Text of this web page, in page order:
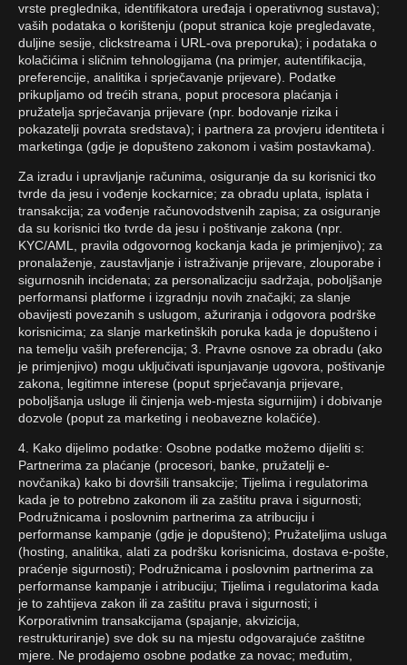
vrste preglednika, identifikatora uređaja i operativnog sustava);
vaših podataka o korištenju (poput stranica koje pregledavate,
duljine sesije, clickstreama i URL-ova preporuka); i podataka o
kolačićima i sličnim tehnologijama (na primjer, autentifikacija,
preferencije, analitika i sprječavanje prijevare). Podatke
prikupljamo od trećih strana, poput procesora plaćanja i
pružatelja sprječavanja prijevare (npr. bodovanje rizika i
pokazatelji povrata sredstava); i partnera za provjeru identiteta i
marketinga (gdje je dopušteno zakonom i vašim postavkama).
Za izradu i upravljanje računima, osiguranje da su korisnici tko
tvrde da jesu i vođenje kockarnice; za obradu uplata, isplata i
transakcija; za vođenje računovodstvenih zapisa; za osiguranje
da su korisnici tko tvrde da jesu i poštivanje zakona (npr.
KYC/AML, pravila odgovornog kockanja kada je primjenjivo); za
pronalaženje, zaustavljanje i istraživanje prijevare, zlouporabe i
sigurnosnih incidenata; za personalizaciju sadržaja, poboljšanje
performansi platforme i izgradnju novih značajki; za slanje
obavijesti povezanih s uslugom, ažuriranja i odgovora podrške
korisnicima; za slanje marketinških poruka kada je dopušteno i
na temelju vaših preferencija; 3. Pravne osnove za obradu (ako
je primjenjivo) mogu uključivati ispunjavanje ugovora, poštivanje
zakona, legitimne interese (poput sprječavanja prijevare,
poboljšanja usluge ili činjenja web-mjesta sigurnijim) i dobivanje
dozvole (poput za marketing i neobavezne kolačiće).
4. Kako dijelimo podatke: Osobne podatke možemo dijeliti s:
Partnerima za plaćanje (procesori, banke, pružatelji e-
novčanika) kako bi dovršili transakcije; Tijelima i regulatorima
kada je to potrebno zakonom ili za zaštitu prava i sigurnosti;
Podružnicama i poslovnim partnerima za atribuciju i
performanse kampanje (gdje je dopušteno); Pružateljima usluga
(hosting, analitika, alati za podršku korisnicima, dostava e-pošte,
praćenje sigurnosti); Podružnicama i poslovnim partnerima za
performanse kampanje i atribuciju; Tijelima i regulatorima kada
je to zahtijeva zakon ili za zaštitu prava i sigurnosti; i
Korporativnim transakcijama (spajanje, akvizicija,
restrukturiranje) sve dok su na mjestu odgovarajuće zaštitne
mjere. Ne prodajemo osobne podatke za novac; međutim,